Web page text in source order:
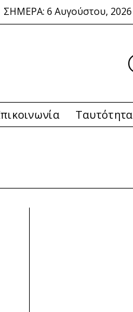
ΣΗΜΕΡΑ: 6 Αυγούστου, 2026
Ταυτότητα